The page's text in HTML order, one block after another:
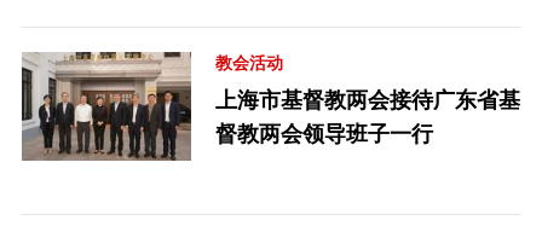
教会活动
上海市基督教两会接待广东省基
督教两会领导班子一行